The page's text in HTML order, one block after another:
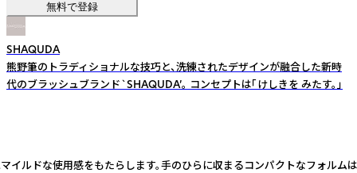
無料で登録
SHAQUDA
熊野筆のトラディショナルな技巧と、洗練されたデザインが融合した新時
代のブラッシュブランド`SHAQUDA’。 コンセプトは「けしきを みたす。」
な使用感をもたらします。手のひらに収まるコンパクトなフォ